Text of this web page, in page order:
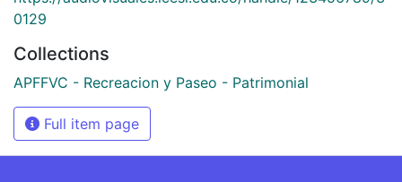
0129
Collections
APFFVC - Recreacion y Paseo - Patrimonial
Full item page